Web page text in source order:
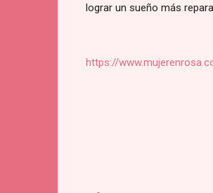
lograr un sueño más
https://